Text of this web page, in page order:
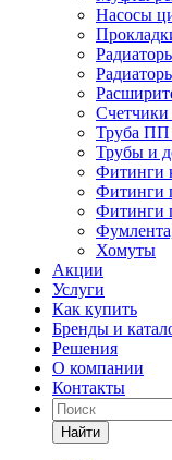
Насосы
Труба ПП
Трубы и
Фитинги
Фитинги
Фитинги
Хомуты
Акции
Услуги
Как купить
Бренды и
Решения
О компании
Контакты
Найти